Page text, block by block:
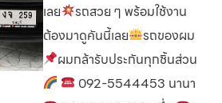
เลย
รถสวย ๆ พร้อมใช้งาน
ต้องมาดูคันนี้เลย
รถของผม
ผมกล้ารับประกันทุกชิ้นส่วน
092-5544453 นานา